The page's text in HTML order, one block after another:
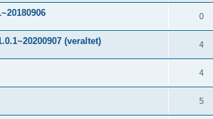
0
(veraltet) 4
4
5